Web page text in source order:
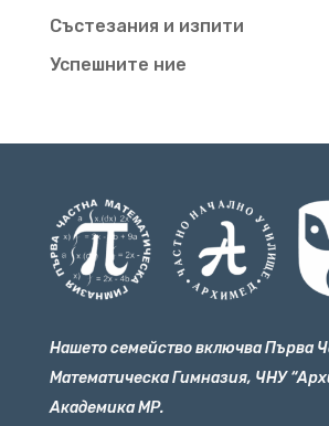
Състезания и изпити
Успешните ние
Нашето семейство включва Първа
Математическа Гимназия, ЧНУ
Академика МР.